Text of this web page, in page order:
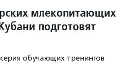
млекопитающих
подготовят
обучающих тренингов